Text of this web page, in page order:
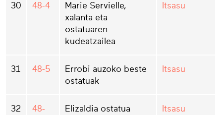
30 48-4
Marie Servielle,
xalanta eta
ostatuaren
kudeatzailea
Itsasu
31 48-5
Errobi auzoko beste
ostatuak
Itsasu
32
48-
Elizaldia ostatua Itsasu